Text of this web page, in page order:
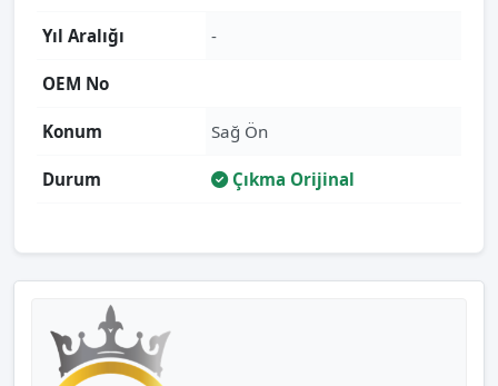
Yıl Aralığı -
OEM No
Konum Sağ Ön
Durum Çıkma Orijinal